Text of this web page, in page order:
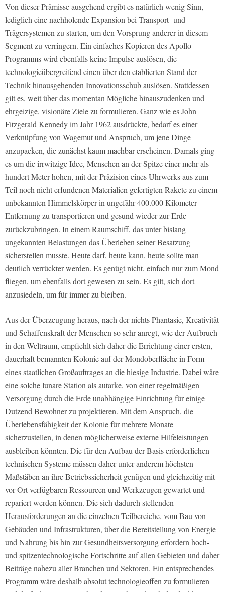
Von dieser Prämisse ausgehend ergibt es natürlich wenig Sinn,
lediglich eine nachholende Expansion bei Transport- und
Trägersystemen zu starten, um den Vorsprung anderer in diesem
Segment zu verringern. Ein einfaches Kopieren des Apollo-
Programms wird ebenfalls keine Impulse auslösen, die
technologieübergreifend einen über den etablierten Stand der
Technik hinausgehenden Innovationsschub auslösen. Stattdessen
gilt es, weit über das momentan Mögliche hinauszudenken und
ehrgeizige, visionäre Ziele zu formulieren. Ganz wie es John
Fitzgerald Kennedy im Jahr 1962 ausdrückte, bedarf es einer
Verknüpfung von Wagemut und Anspruch, um jene Dinge
anzupacken, die zunächst kaum machbar erscheinen. Damals ging
es um die irrwitzige Idee, Menschen an der Spitze einer mehr als
hundert Meter hohen, mit der Präzision eines Uhrwerks aus zum
Teil noch nicht erfundenen Materialien gefertigten Rakete zu einem
unbekannten Himmelskörper in ungefähr 400.000 Kilometer
Entfernung zu transportieren und gesund wieder zur Erde
zurückzubringen. In einem Raumschiff, das unter bislang
ungekannten Belastungen das Überleben seiner Besatzung
sicherstellen musste. Heute darf, heute kann, heute sollte man
deutlich verrückter werden. Es genügt nicht, einfach nur zum Mond
fliegen, um ebenfalls dort gewesen zu sein. Es gilt, sich dort
anzusiedeln, um für immer zu bleiben.
Aus der Überzeugung heraus, nach der nichts Phantasie, Kreativität
und Schaffenskraft der Menschen so sehr anregt, wie der Aufbruch
in den Weltraum, empfiehlt sich daher die Errichtung einer ersten,
dauerhaft bemannten Kolonie auf der Mondoberfläche in Form
eines staatlichen Großauftrages an die hiesige Industrie. Dabei wäre
eine solche lunare Station als autarke, von einer regelmäßigen
Versorgung durch die Erde unabhängige Einrichtung für einige
Dutzend Bewohner zu projektieren. Mit dem Anspruch, die
Überlebensfähigkeit der Kolonie für mehrere Monate
sicherzustellen, in denen möglicherweise externe Hilfeleistungen
ausbleiben könnten. Die für den Aufbau der Basis erforderlichen
technischen Systeme müssen daher unter anderem höchsten
Maßstäben an ihre Betriebssicherheit genügen und gleichzeitig mit
vor Ort verfügbaren Ressourcen und Werkzeugen gewartet und
repariert werden können. Die sich dadurch stellenden
Herausforderungen an die einzelnen Teilbereiche, vom Bau von
Gebäuden und Infrastrukturen, über die Bereitstellung von Energie
und Nahrung bis hin zur Gesundheitsversorgung erfordern hoch-
und spitzentechnologische Fortschritte auf allen Gebieten und daher
Beiträge nahezu aller Branchen und Sektoren. Ein entsprechendes
Programm wäre deshalb absolut technologieoffen zu formulieren